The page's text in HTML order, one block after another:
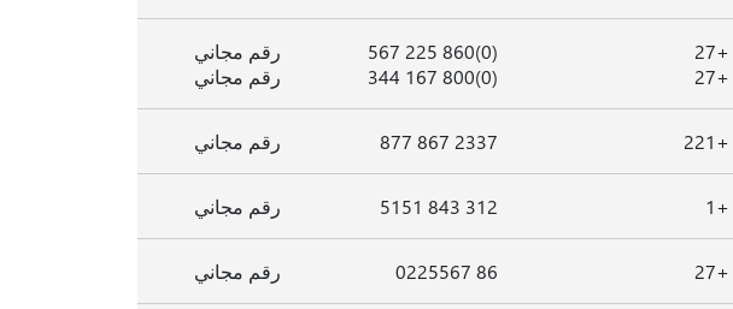
+27
+27
(0)860 225 567
(0)800 167 344
رقم مجاني
رقم مجاني
+221
2337 867 877 رقم مجاني
+1
312 843 5151 رقم مجاني
+27
86 0225567 رقم مجاني